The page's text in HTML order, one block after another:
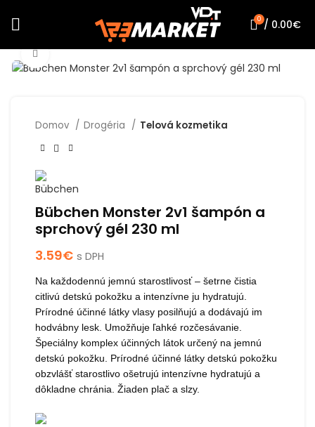
0 / 0.00€
Domov Drogéria Telová kozmetika
Bübchen Monster 2v1 šampón a
sprchový gél 230 ml
3.59€ s DPH
Na každodennú jemnú starostlivosť – šetrne čistia
citlivú detskú pokožku a intenzívne ju hydratujú.
Prírodné účinné látky vlasy posilňujú a dodávajú im
hodvábny lesk. Umožňuje ľahké rozčesávanie.
Špeciálny komplex účinných látok určený na jemnú
detskú pokožku. Prírodné účinné látky detskú pokožku
obzvlášť starostlivo ošetrujú intenzívne hydratujú a
dôkladne chránia. Žiaden plač a slzy.